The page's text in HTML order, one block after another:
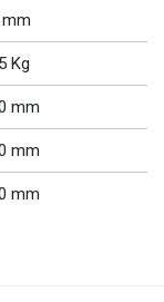
Kg
mm
mm
mm